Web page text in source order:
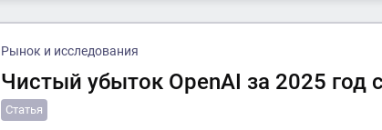
Рынок и исследования
Чистый убыток OpenAI за 2025 год
Статья